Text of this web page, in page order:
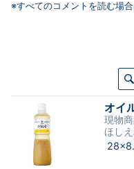
※すべてのコメントを読む場
オイ
現物
ほし